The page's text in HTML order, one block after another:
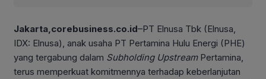
Jakarta,corebusiness.co.id–PT Elnusa Tbk (Elnusa,
IDX: Elnusa), anak usaha PT Pertamina Hulu Energi (PHE)
yang tergabung dalam Subholding UpstreamPertamina,
terus memperkuat komitmennya terhadap keberlanjutan